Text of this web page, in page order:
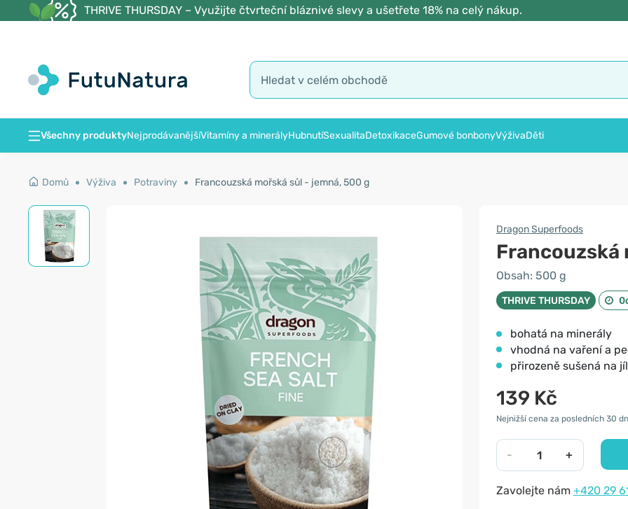
THRIVE THURSDAY – Využijte čtvrteční bláznivé slevy a ušetřete 18% na celý nákup.
Všechny produktyNejprodávanějšíVitamíny a minerályHubnutíSexualitaDetoxikaceGumové bonbonyVýživaDěti
Domů Výživa Potraviny Francouzská mořská sůl - jemná, 500 g
Dragon Superfoods
Francouzská
Obsah: 500 g
THRIVE THURSDAY
bohatá na minerály
vhodná na vaření a
přirozeně sušená na
139 Kč
Nejnižší cena za posledních 30
- +
Zavolejte nám +420 29